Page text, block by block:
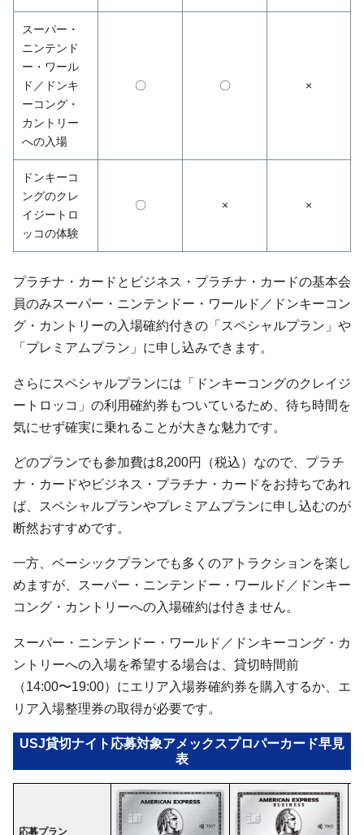
スーパー・
ニンテンド
ー・ワール
ド／ドンキ
ーコング・
カントリー
への入場
〇 〇 ×
ドンキーコ
ングのクレ
イジートロ
ッコの体験
〇 × ×
プラチナ・カードとビジネス・プラチナ・カードの基本会
員のみスーパー・ニンテンドー・ワールド／ドンキーコン
グ・カントリーの入場確約付きの「スペシャルプラン」や
「プレミアムプラン」に申し込みできます。
さらにスペシャルプランには「ドンキーコングのクレイジ
ートロッコ」の利用確約券もついているため、待ち時間を
気にせず確実に乗れることが大きな魅力です。
どのプランでも参加費は8,200円（税込）なので、プラチ
ナ・カードやビジネス・プラチナ・カードをお持ちであれ
ば、スペシャルプランやプレミアムプランに申し込むのが
断然おすすめです。
一方、ベーシックプランでも多くのアトラクションを楽し
めますが、スーパー・ニンテンドー・ワールド／ドンキー
コング・カントリーへの入場確約は付きません。
スーパー・ニンテンドー・ワールド／ドンキーコング・カ
ントリーへの入場を希望する場合は、貸切時間前
（14:00〜19:00）にエリア入場券確約券を購入するか、エ
リア入場整理券の取得が必要です。
USJ貸切ナイト応募対象アメックスプロパーカード早見
表
応募プラン